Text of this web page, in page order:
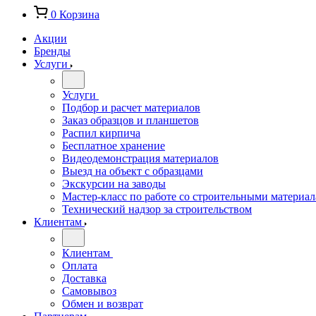
0 Корзина
Акции
Бренды
Услуги
Услуги
Подбор и расчет материалов
Заказ образцов и планшетов
Распил кирпича
Бесплатное хранение
Видеодемонстрация материалов
Выезд на объект с образцами
Экскурсии на заводы
Мастер-класс по работе со строительными
Технический надзор за строительством
Клиентам
Клиентам
Оплата
Доставка
Самовывоз
Обмен и возврат